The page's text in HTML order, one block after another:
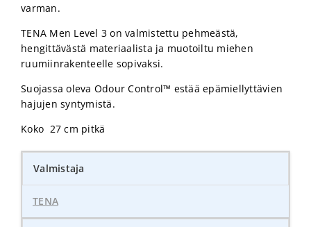
varman.
TENA Men Level 3 on valmistettu pehmeästä,
hengittävästä materiaalista ja muotoiltu miehen
ruumiinrakenteelle sopivaksi.
Suojassa oleva Odour Control™ estää epämiellyttävien
hajujen syntymistä.
Koko 27 cm pitkä
Valmistaja
TENA